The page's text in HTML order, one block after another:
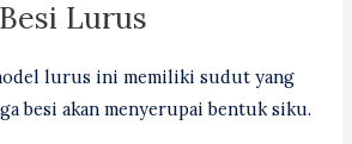
Lurus
lurus ini memiliki sudut yang
besi akan menyerupai bentuk siku.